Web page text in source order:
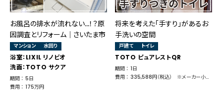
お風呂の排水が流れない…！？原
因調査とリフォーム│さいたま市
マンション 水回り
浴室：LIXIL リノビオ
洗面：TOTO サクア
期間 ： 5日
費用 ： 175万円
将来を考えた「手すり」があるお
手洗いの空間
戸建て トイレ
TOTO ピュアレストQR
期間 ： 1日
費用 ： 335,588円（税込） ※メーカー小売価格 147,950円